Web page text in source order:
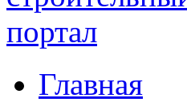
Главная